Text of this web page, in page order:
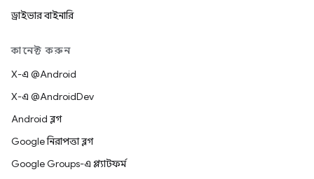
ড্রাইভার বাইনারি
কানেক্ট করুন
X-এ @Android
X-এ @AndroidDev
Android ব্লগ
Google নিরাপত্তা ব্লগ
Google Groups-এ প্ল্যাটফর্ম